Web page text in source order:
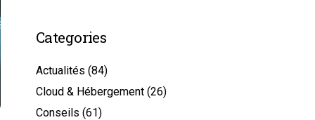
Categories
Actualités (84)
Cloud & Hébergement (26)
Conseils (61)